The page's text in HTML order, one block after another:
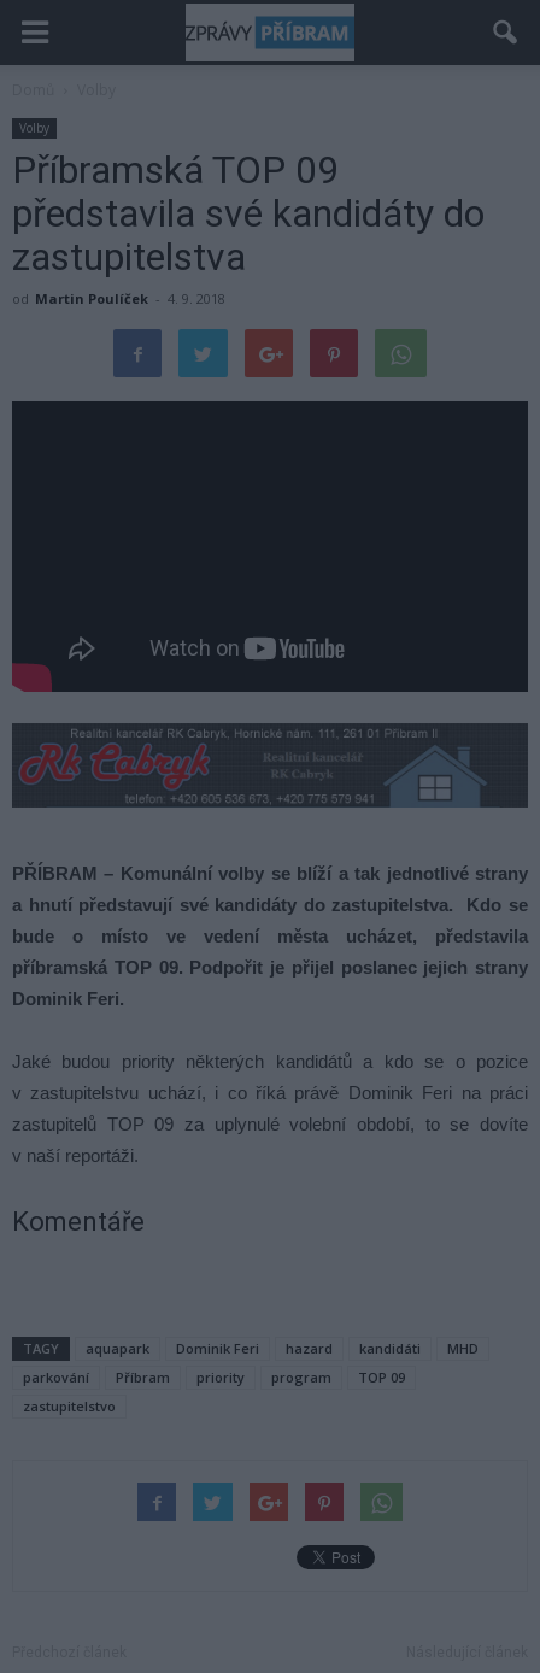
Volby
Příbramská TOP 09
představila své kandidáty do
zastupitelstva
od Martin Poulíček - 4. 9. 2018
PŘÍBRAM – Komunální volby se blíží a tak jednotlivé strany
a hnutí představují své kandidáty do zastupitelstva. Kdo se
bude o místo ve vedení města ucházet, představila
příbramská TOP 09. Podpořit je přijel poslanec jejich strany
Dominik Feri.
Jaké budou priority některých kandidátů a kdo se o pozice
v zastupitelstvu uchází, i co říká právě Dominik Feri na práci
zastupitelů TOP 09 za uplynulé volební období, to se dovíte
v naší reportáži.
Komentáře
TAGY aquapark Dominik Feri hazard kandidáti
MHD
parkování
Příbram priority program
TOP 09
zastupitelstvo